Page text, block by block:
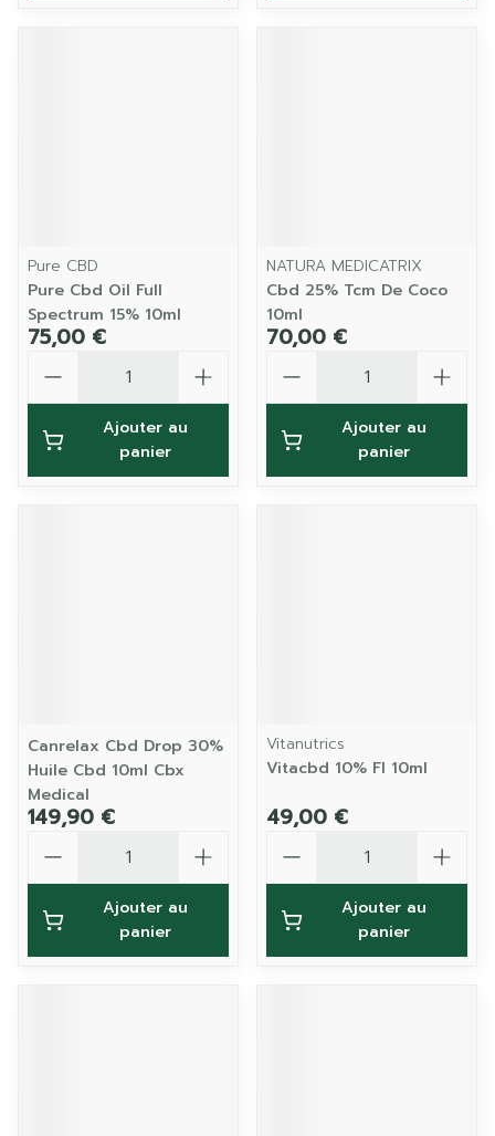
Pure CBD
Pure Cbd Oil Full
Spectrum 15% 10ml
75,00 €
Ajouter au
panier
NATURA MEDICATRIX
Cbd 25% Tcm De Coco
10ml
70,00 €
Ajouter au
panier
Canrelax Cbd Drop 30%
Huile Cbd 10ml Cbx
Medical
149,90 €
Ajouter au
panier
Vitanutrics
Vitacbd 10% Fl 10ml
49,00 €
Ajouter au
panier